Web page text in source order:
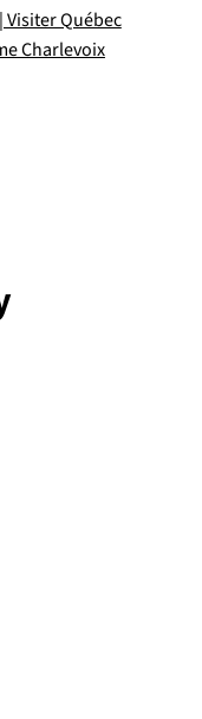
Visiter Québec
Charlevoix